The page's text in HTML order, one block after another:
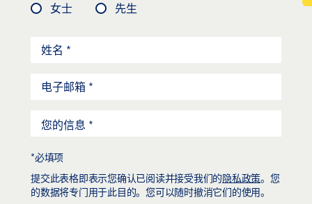
女士
先生
*必填项
提交此表格即表示您确认已阅读并接受我们的隐私政策。您
的数据将专门用于此目的。您可以随时撤消它们的使用。